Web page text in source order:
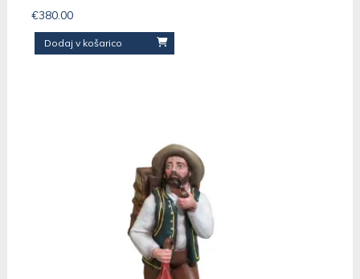
€380.00
Dodaj v košarico